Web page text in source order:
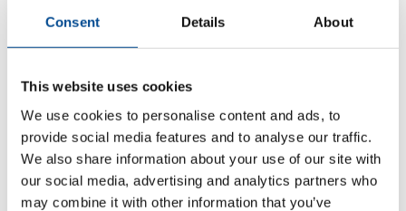
Consent Details About
This website uses cookies
We use cookies to personalise content and ads, to
provide social media features and to analyse our traffic.
We also share information about your use of our site with
our social media, advertising and analytics partners who
may combine it with other information that you’ve
april 2024
mars 2024
november 2023
oktober 2023
september 2023